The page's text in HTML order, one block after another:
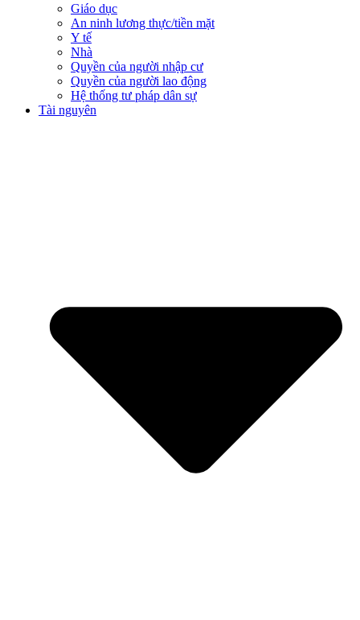
Giáo dục
An ninh lương thực/tiền mặt
Y tế
Nhà
Quyền của người nhập cư
Quyền của người lao động
Hệ thống tư pháp dân sự
Tài nguyên